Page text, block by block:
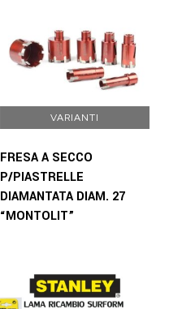
VARIANTI
FRESA A SECCO
P/PIASTRELLE
DIAMANTATA DIAM. 27
“MONTOLIT”